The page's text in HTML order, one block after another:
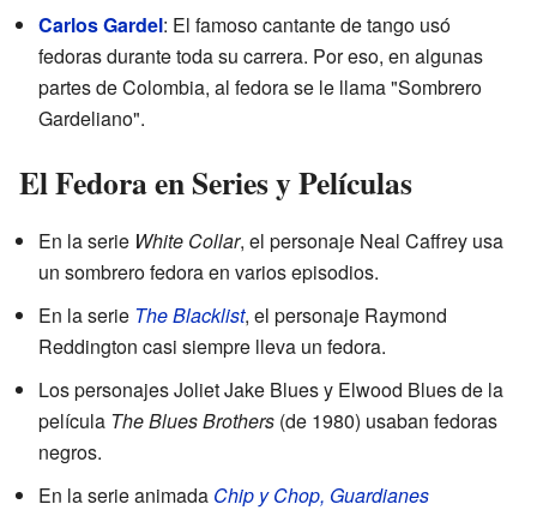
Carlos Gardel: El famoso cantante de tango usó
fedoras durante toda su carrera. Por eso, en algunas
partes de Colombia, al fedora se le llama "Sombrero
Gardeliano".
El Fedora en Series y Películas
En la serie White Collar, el personaje Neal Caffrey usa
un sombrero fedora en varios episodios.
En la serie The Blacklist, el personaje Raymond
Reddington casi siempre lleva un fedora.
Los personajes Joliet Jake Blues y Elwood Blues de la
película The Blues Brothers (de 1980) usaban fedoras
negros.
En la serie animada Chip y Chop, Guardianes